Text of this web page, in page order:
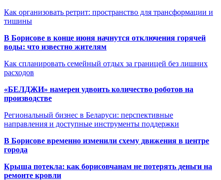
Как организовать ретрит: пространство для трансформации и
тишины
В Борисове в конце июня начнутся отключения горячей
воды: что известно жителям
Как спланировать семейный отдых за границей без лишних
расходов
«БЕЛДЖИ» намерен удвоить количество роботов на
производстве
Региональный бизнес в Беларуси: перспективные
направления и доступные инструменты поддержки
В Борисове временно изменили схему движения в центре
города
Крыша потекла: как борисовчанам не потерять деньги на
ремонте кровли